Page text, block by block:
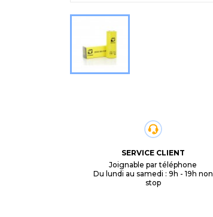
SERVICE CLIENT
Joignable par téléphone
Du lundi au samedi : 9h - 19h non
stop